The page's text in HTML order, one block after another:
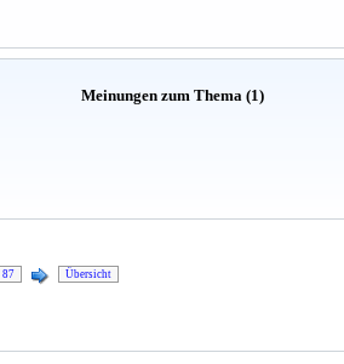
Meinungen zum Thema (1)
87 Übersicht